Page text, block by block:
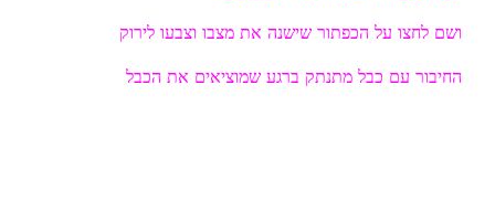
ושם לחצו על הכפתור שישנה את מצבו וצבעו לירוק
החיבור עם כבל מתנתק ברגע שמוציאים את הכבל